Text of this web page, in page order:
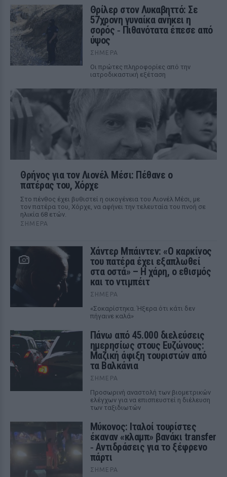
Θρίλερ στον Λυκαβηττό: Σε
57χρονη γυναίκα ανήκει η
σορός ‑ Πιθανότατα έπεσε από
ύψος
ΣΉΜΕΡΑ
Οι πρώτες πληροφορίες από την
ιατροδικαστική εξέταση
Θρήνος για τον Λιονέλ Μέσι: Πέθανε ο
πατέρας του, Χόρχε
Στο πένθος έχει βυθιστεί η οικογένεια του Λιονέλ Μέσι, με
τον πατέρα του, Χόρχε, να αφήνει την τελευταία του πνοή σε
ηλικία 68 ετών.
ΣΉΜΕΡΑ
Χάντερ Μπάιντεν: «Ο καρκίνος
του πατέρα έχει εξαπλωθεί
στα οστά» – Η χάρη, ο εθισμός
και το ντιμπέιτ
ΣΉΜΕΡΑ
«Σοκαρίστηκα. Ήξερα ότι κάτι δεν
πήγαινε καλά»
Πάνω από 45.000 διελεύσεις
ημερησίως στους Ευζώνους:
Μαζική άφιξη τουριστών από
τα Βαλκάνια
ΣΉΜΕΡΑ
Προσωρινή αναστολή των βιομετρικών
ελέγχων για να επισπευστεί η διέλευση
των ταξιδιωτών
Μύκονος: Ιταλοί τουρίστες
έκαναν «κλαμπ» βανάκι transfer
‑ Αντιδράσεις για το ξέφρενο
πάρτι
ΣΉΜΕΡΑ